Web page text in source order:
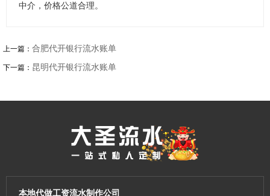
中介，价格公道合理。
上一篇： 合肥代开银行流水账单
下一篇： 昆明代开银行流水账单
本地代做工资流水制作公司